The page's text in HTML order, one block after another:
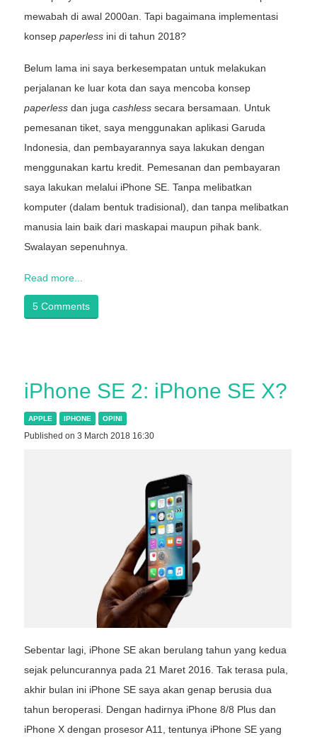
mewabah di awal 2000an. Tapi bagaimana implementasi
konsep paperless ini di tahun 2018?
Belum lama ini saya berkesempatan untuk melakukan
perjalanan ke luar kota dan saya mencoba konsep
paperless dan juga cashless secara bersamaan
Untuk
pemesanan tiket, saya menggunakan aplikasi Garuda
Indonesia, dan pembayarannya saya lakukan dengan
menggunakan kartu kredit. Pemesanan dan pembayaran
saya lakukan melalui iPhone SE. Tanpa melibatkan
komputer (dalam bentuk tradisional), dan tanpa melibatkan
manusia lain baik dari maskapai maupun pihak bank.
Swalayan sepenuhnya.
Read more...
5 Comments
iPhone SE 2: iPhone SE X?
APPLE IPHONE OPINI
Published on 3 March 2018 16:30
Sebentar lagi, iPhone SE akan berulang tahun yang kedua
sejak peluncurannya pada 21 Maret 2016. Tak terasa pula,
akhir bulan ini iPhone SE saya akan genap berusia dua
tahun beroperasi. Dengan hadirnya iPhone 8/8 Plus dan
iPhone X dengan prosesor A11, tentunya iPhone SE yang